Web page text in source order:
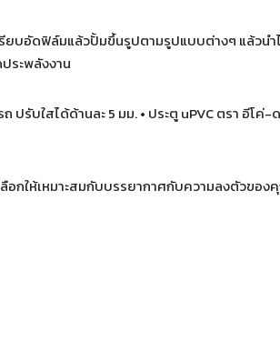
ยบอัดฟิล์มแล้วปั้มขึ้นรูปตามรูปแบบต่างๆ แล้วน
ระพลังงาน
ปรับใสได้ด้านละ 5 มม. • ประตู uPVC ตรา อีโ
อกให้เหมาะสมกับบรรยากาศกับความลงตัวขอ